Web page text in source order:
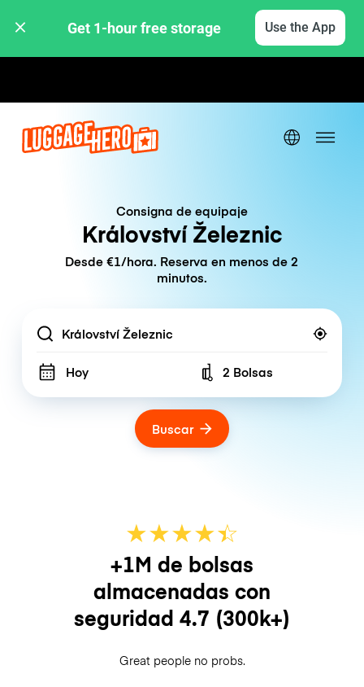
Get 1-hour free storage Use the App
Consigna de equipaje
Království Železnic
Desde €1/hora. Reserva en menos de 2
minutos.
Location
Hoy Number of bags
2 Bolsas
Buscar
★★★★☆
★
+1M de bolsas
almacenadas con
seguridad 4.7 (300k+)
Great people no probs.